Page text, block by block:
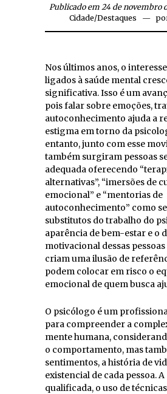
Publicado em 24 de novembro
Cidade/Destaques
Nos últimos anos, o
ligados à saúde mental
significativa. Isso é um
pois falar sobre emoções,
autoconhecimento ajuda a
estigma em torno da
entanto, junto com esse
também surgiram pessoas
adequada oferecendo
alternativas”, “imersões de
emocional” e “mentorias de
autoconhecimento” como
substitutos do trabalho do
aparência de bem-estar e o
motivacional dessas
criam uma ilusão de
podem colocar em risco o
emocional de quem busca
O psicólogo é um
para compreender a
mente humana,
o comportamento, mas
sentimentos, a história de
existencial de cada pessoa. A
qualificada, o uso de